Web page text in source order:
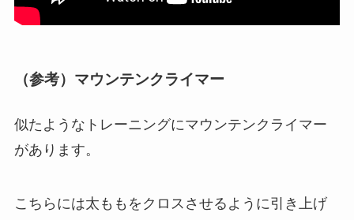
（参考）マウンテンクライマー
似たようなトレーニングにマウンテンクライマー
があります。
こちらには太ももをクロスさせるように引き上げ